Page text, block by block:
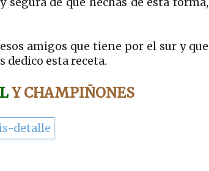
amigos que tiene por el sur y que
dedico esta receta.
Y CHAMPIÑONES